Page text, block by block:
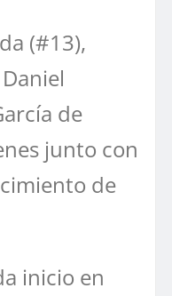
(#13),
de
junto con
de
inicio en